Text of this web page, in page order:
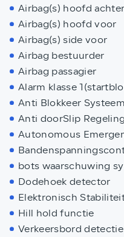
Airbag(s) hoofd achter
Airbag(s) hoofd voor
Airbag(s) side voor
Airbag bestuurder
Airbag passagier
Alarm klasse
Anti Blokkeer Systeem
Anti doorSlip Regeling
Autonomous
bots waarschuwing
Dodehoek detector
Elektronisch
Hill hold functie
Verkeersbord detectie